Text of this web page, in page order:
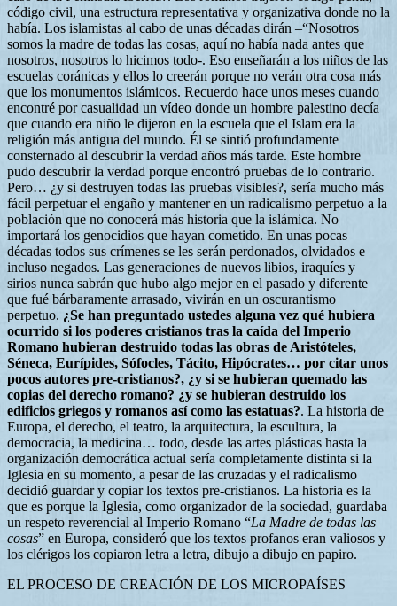
código civil, una estructura representativa y organizativa donde no la
había. Los islamistas al cabo de unas décadas dirán –“Nosotros
somos la madre de todas las cosas, aquí no había nada antes que
nosotros, nosotros lo hicimos todo-. Eso enseñarán a los niños de las
escuelas coránicas y ellos lo creerán porque no verán otra cosa más
que los monumentos islámicos. Recuerdo hace unos meses cuando
encontré por casualidad un vídeo donde un hombre palestino decía
que cuando era niño le dijeron en la escuela que el Islam era la
religión más antigua del mundo. Él se sintió profundamente
consternado al descubrir la verdad años más tarde. Este hombre
pudo descubrir la verdad porque encontró pruebas de lo contrario.
Pero… ¿y si destruyen todas las pruebas visibles?, sería mucho más
fácil perpetuar el engaño y mantener en un radicalismo perpetuo a la
población que no conocerá más historia que la islámica. No
importará los genocidios que hayan cometido. En unas pocas
décadas todos sus crímenes se les serán perdonados, olvidados e
incluso negados. Las generaciones de nuevos libios, iraquíes y
sirios nunca sabrán que hubo algo mejor en el pasado y diferente
que fué bárbaramente arrasado, vivirán en un oscurantismo
perpetuo. ¿Se han preguntado ustedes alguna vez qué hubiera
ocurrido si los poderes cristianos tras la caída del Imperio
Romano hubieran destruido todas las obras de Aristóteles,
Séneca, Eurípides, Sófocles, Tácito, Hipócrates… por citar unos
pocos autores pre-cristianos?, ¿y si se hubieran quemado las
copias del derecho romano? ¿y se hubieran destruido los
edificios griegos y romanos así como las estatuas?. La historia de
Europa, el derecho, el teatro, la arquitectura, la escultura, la
democracia, la medicina… todo, desde las artes plásticas hasta la
organización democrática actual sería completamente distinta si la
Iglesia en su momento, a pesar de las cruzadas y el radicalismo
decidió guardar y copiar los textos pre-cristianos. La historia es la
que es porque la Iglesia, como organizador de la sociedad, guardaba
un respeto reverencial al Imperio Romano “La Madre de todas las
cosas” en Europa, consideró que los textos profanos eran valiosos y
los clérigos los copiaron letra a letra, dibujo a dibujo en papiro.
EL PROCESO DE CREACIÓN DE LOS MICROPAÍSES